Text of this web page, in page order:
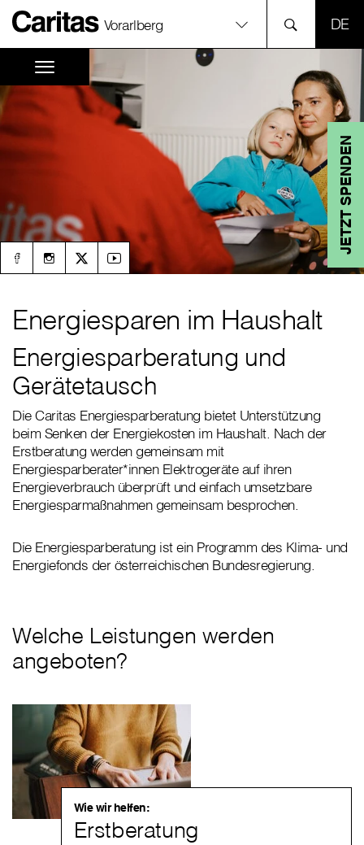
Vorarlberg
JETZT SPENDEN
Energiesparen im Haushalt
Energiesparberatung und
Gerätetausch
Die Caritas Energiesparberatung bietet Unterstützung
beim Senken der Energiekosten im Haushalt. Nach der
Erstberatung werden gemeinsam mit
Energiesparberater*innen Elektrogeräte auf ihren
Energieverbrauch überprüft und einfach umsetzbare
Energiesparmaßnahmen gemeinsam besprochen.
Die Energiesparberatung ist ein Programm des Klima- und
Energiefonds der österreichischen Bundesregierung.
Welche Leistungen werden
angeboten?
Wie wir helfen:
Erstberatung